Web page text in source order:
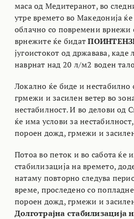
маса од Медитеранот, во
утре времето во Македонија
облачно со повремени врнежи
врнежите ќе бидат
југоистокот од државава, каде
наврнат над 20 л/м2 воден
Локално ќе биде и
грмежи и засилен ветер во
нестабилност. И во делови од
ќе има услови за
пороен дожд, грмежи и
Потоа во петок и во сабота ќе
стабилизација на времето,
натаму повторно следува
време, проследено со
пороен дожд, грмежи и
Долготрајна стабилизација